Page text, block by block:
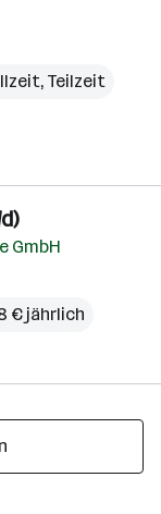
Teilzeit
GmbH
€ jährlich